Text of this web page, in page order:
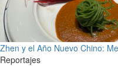
Zhen y el Año Nuevo Chino:
Reportajes